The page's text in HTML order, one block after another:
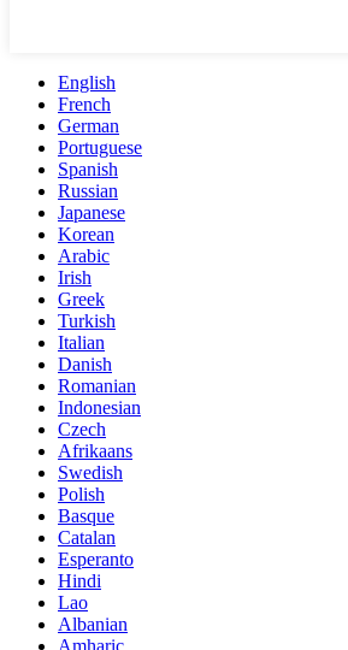
English
French
German
Portuguese
Spanish
Russian
Japanese
Korean
Arabic
Irish
Greek
Turkish
Italian
Danish
Romanian
Indonesian
Czech
Afrikaans
Swedish
Polish
Basque
Catalan
Esperanto
Hindi
Lao
Albanian
Amharic